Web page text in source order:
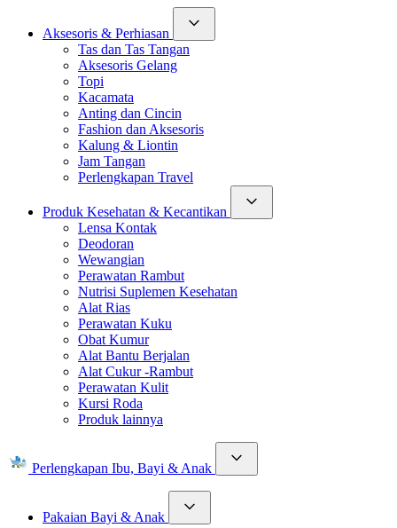
Aksesoris & Perhiasan
Tas dan Tas Tangan
Aksesoris Gelang
Topi
Kacamata
Anting dan Cincin
Fashion dan Aksesoris
Kalung & Liontin
Jam Tangan
Perlengkapan Travel
Produk Kesehatan & Kecantikan
Lensa Kontak
Deodoran
Wewangian
Perawatan Rambut
Nutrisi Suplemen Kesehatan
Alat Rias
Perawatan Kuku
Obat Kumur
Alat Bantu Berjalan
Alat Cukur -Rambut
Perawatan Kulit
Kursi Roda
Produk lainnya
Perlengkapan Ibu, Bayi & Anak
Pakaian Bayi & Anak